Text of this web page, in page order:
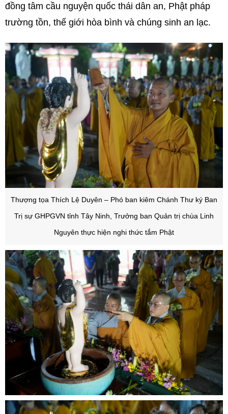
đồng tâm cầu nguyện quốc thái dân an, Phật pháp
trường tồn, thế giới hòa bình và chúng sinh an lạc.
Thượng tọa Thích Lệ Duyên – Phó ban kiêm Chánh Thư ký Ban
Trị sự GHPGVN tỉnh Tây Ninh, Trưởng ban Quản trị chùa Linh
Nguyên thực hiện nghi thức tắm Phật